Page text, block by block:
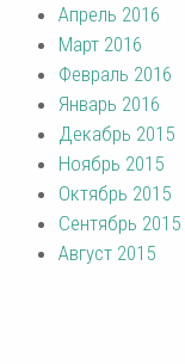
Апрель 2016
Март 2016
Февраль 2016
Январь 2016
Декабрь 2015
Ноябрь 2015
Октябрь 2015
Сентябрь 2015
Август 2015